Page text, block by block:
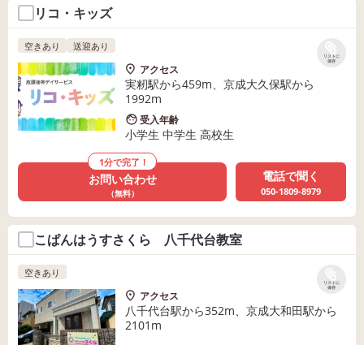
リコ・キッズ
リストに
保存
空きあり 送迎あり
アクセス
実籾駅から459m、京成大久保駅から
1992m
受入年齢
小学生 中学生 高校生
1分で完了！
お問い合わせ
（無料）
電話で聞く
050-1809-8979
こぱんはうすさくら 八千代台教室
リストに
保存
空きあり
アクセス
八千代台駅から352m、京成大和田駅から
2101m